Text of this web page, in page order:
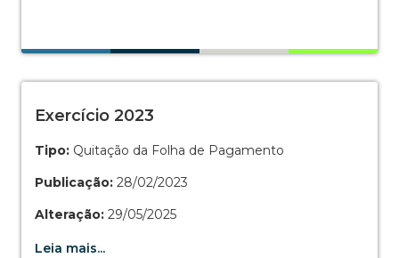
Exercício 2023
Tipo: Quitação da Folha de Pagamento
Publicação: 28/02/2023
Alteração: 29/05/2025
Leia mais...